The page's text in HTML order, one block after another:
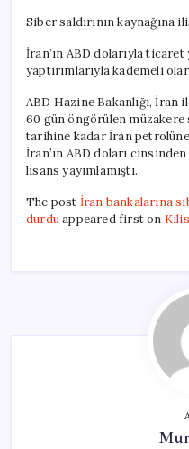
Siber saldırının kaynağına
İran’ın ABD dolarıyla ticaret
yaptırımlarıyla kademeli
ABD Hazine Bakanlığı, İran
60 gün öngörülen müzakere
tarihine kadar İran petrolüne
İran’ın ABD doları
lisans yayımlamıştı.
The post İran bankalarına
durduappeared first on